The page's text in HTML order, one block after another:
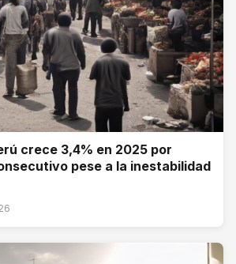
crece 3,4% en 2025 por
pese a la inestabilidad